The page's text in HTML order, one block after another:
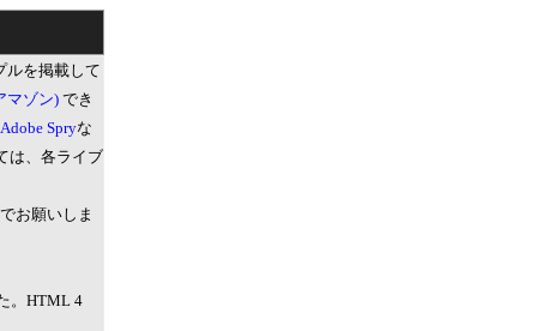
ルを掲載して
マゾン)でき
Adobe Spryな
は、各ライブ
お願いしま
。HTML 4